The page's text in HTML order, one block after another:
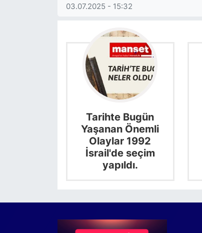
03.07.2025 - 15:32
Tarihte Bugün
Yaşanan Önemli
Olaylar 1992
İsrail'de seçim
yapıldı.